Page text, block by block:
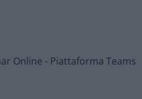
Online - Piattaforma Teams